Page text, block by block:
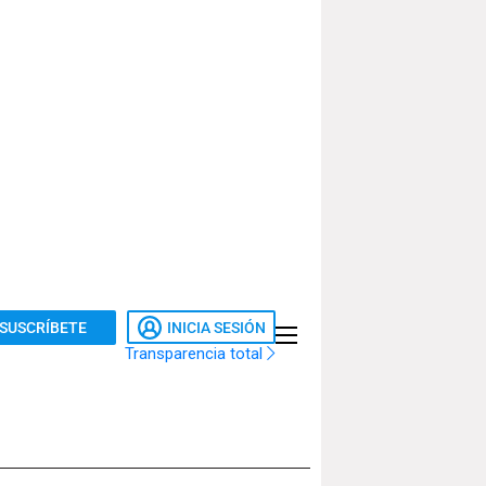
SUSCRÍBETE INICIA SESIÓN
Transparencia total